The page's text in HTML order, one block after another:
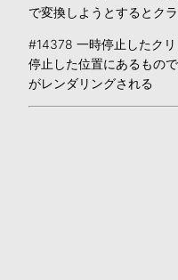
で変換しようとするとク
#14378 一時停止したク
停止した位置にあるもの
がレンダリングされる